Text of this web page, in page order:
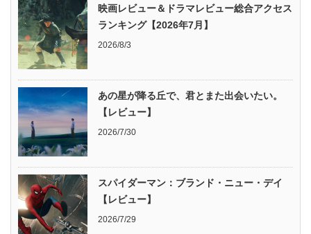
映画レビュー＆ドラマレビュー総合アクセス
ランキング【2026年7月】
2026/8/3
あの星が降る丘で、君とまた出会いたい。
【レビュー】
2026/7/30
スパイダーマン：ブランド・ニュー・デイ
【レビュー】
2026/7/29